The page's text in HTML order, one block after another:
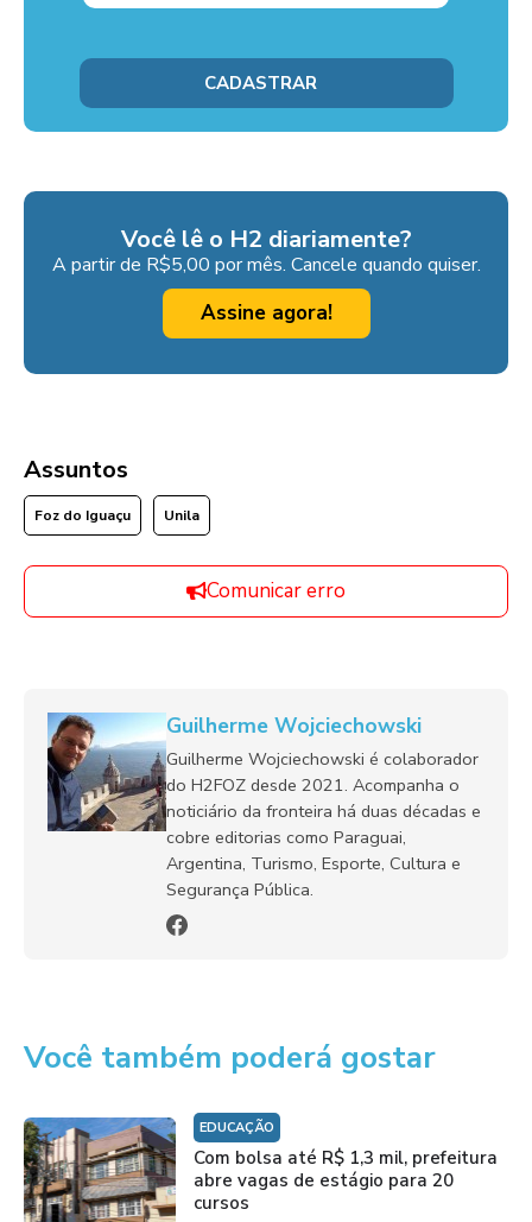
Você lê o H2 diariamente?
A partir de R$5,00 por mês. Cancele quando quiser.
Assine agora!
Assuntos
Foz do Iguaçu Unila
Comunicar erro
Guilherme Wojciechowski
Guilherme Wojciechowski é colaborador
do H2FOZ desde 2021. Acompanha o
noticiário da fronteira há duas décadas e
cobre editorias como Paraguai,
Argentina, Turismo, Esporte, Cultura e
Segurança Pública.
Você também poderá gostar
EDUCAÇÃO
Com bolsa até R$ 1,3 mil, prefeitura
abre vagas de estágio para 20
cursos